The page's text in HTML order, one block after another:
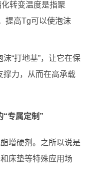
化转变温度是指聚
提高Tg可以使泡沫
“打地基”，让它在保
撑力，从而在高承载
“专属定制”
增硬剂。之所以说是
床垫等特殊应用场